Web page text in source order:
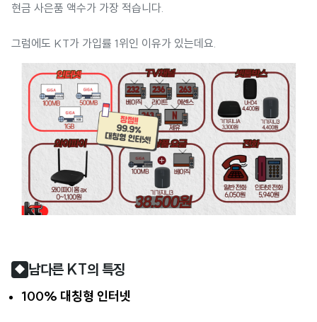
현금 사은품 액수가 가장 적습니다.
그럼에도 KT가 가입률 1위인 이유가 있는데요.
◆ 남다른 KT의 특징
100% 대칭형 인터넷